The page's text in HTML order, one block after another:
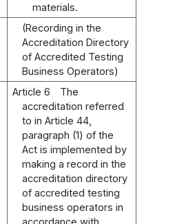
materials.
(Recording in the
Accreditation Directory
of Accredited Testing
Business Operators)
Article 6
The
accreditation referred
to in Article 44,
paragraph (1) of the
Act is implemented by
making a record in the
accreditation directory
of accredited testing
business operators in
accordance with